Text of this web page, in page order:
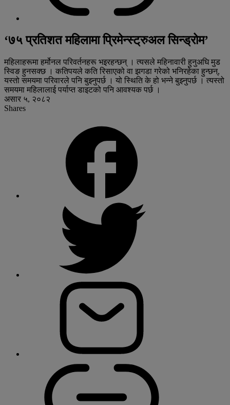
‘७५ प्रतिशत महिलामा प्रिमेन्स्ट्रुअल सिन्ड्रोम’
महिलाहरूमा हर्मोनल परिवर्तनहरू भइरहन्छन् । त्यसले महिनावारी हुनुअघि मुड
स्विङ हुनसक्छ । कतिपयले कति रिसाएको वा झगडा गरेको भनिरहेका हुन्छन्,
यस्तो समयमा परिवारले पनि बुझ्नुपर्छ । यो स्थिति के हो भन्ने बुझ्नुपर्छ । त्यस्तो
समयमा महिलालाई पर्याप्त डाइटको पनि आवश्यक पर्छ ।
असार ५, २०८२
Shares